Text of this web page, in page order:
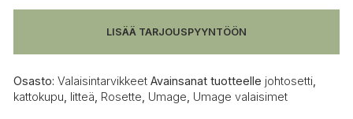
LISÄÄ TARJOUSPYYNTÖÖN
Osasto: Valaisintarvikkeet Avainsanat tuotteelle johtosetti
kattokupu litteä Rosette Umage Umage valaisimet